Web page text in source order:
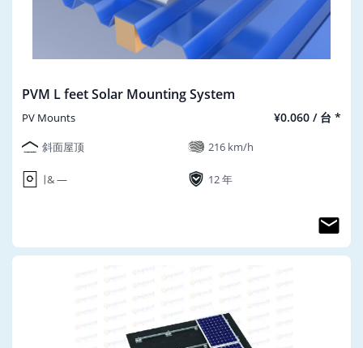
PVM L feet Solar Mounting System
PV Mounts ¥0.060 / 台 *
斜面屋顶 216 km/h
∣ & ― 12 年